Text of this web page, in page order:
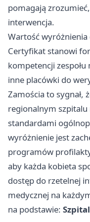
pomagają
interwencja.
Wartość
Certyfikat stanowi
kompetencji
inne placówki do
Zamościa to sygnał,
regionalnym szpitalu
standardami
wyróżnienie jest
programów
aby każda kobieta
dostęp do rzetelnej
medycznej na
na podstawie: